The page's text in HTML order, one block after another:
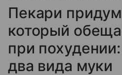
Пекари
который
при
два вида муки